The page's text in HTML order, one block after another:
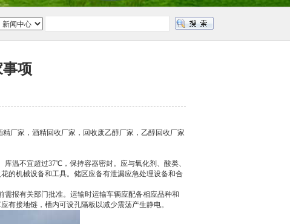
事项
厂家，酒精回收厂家，回收废乙醇厂家，乙醇回收厂家
温不宜超过37℃，保持容器密封。应与氧化剂、酸类、
的机械设备和工具。储区应备有泄漏应急处理设备和合
报有关部门批准。运输时运输车辆应配备相应品种和
有接地链，槽内可设孔隔板以减少震荡产生静电。